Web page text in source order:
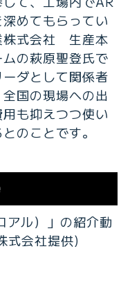
めてもらってい
株式会社 生産本
の萩原聖登氏で
ダとして関係者
国の現場への出
も抑えつつ使い
のことです。
アル）」の紹介動
式会社提供)